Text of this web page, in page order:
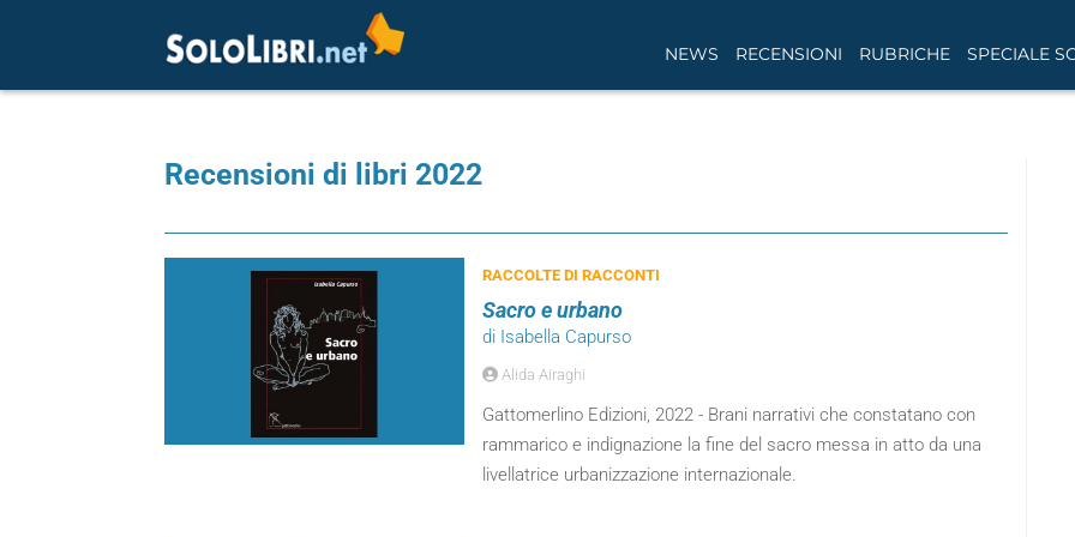
NEWS RECENSIONI RUBRICHE SPECIALE
Recensioni di libri 2022
RACCOLTE DI RACCONTI
Sacro e urbano
di Isabella Capurso
Alida Airaghi
Gattomerlino Edizioni, 2022 - Brani narrativi che constatano con
rammarico e indignazione la fine del sacro messa in atto da una
livellatrice urbanizzazione internazionale.